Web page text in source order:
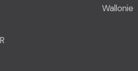
Wallonie